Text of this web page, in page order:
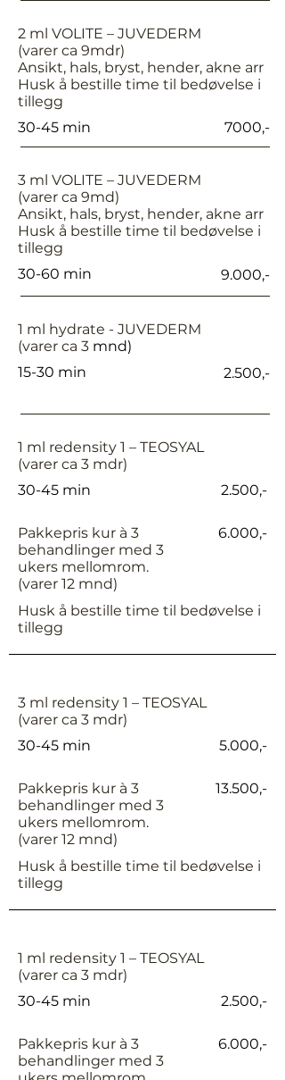
2 ml VOLITE – JUVEDERM
(varer ca 9mdr)
Ansikt, hals, bryst, hender, akne arr
Husk å bestille time til bedøvelse i
tillegg
30-45 min
7000,-
3 ml VOLITE – JUVEDERM
(varer ca 9md)
Ansikt, hals, bryst, hender, akne arr
Husk å bestille time til bedøvelse i
tillegg
30-60 min
9.000,-
1 ml hydrate - JUVEDERM
(varer ca 3 mnd)
15-30 min
2.500,-
1 ml redensity 1 – TEOSYAL
(varer ca 3 mdr)
30-45 min
2.500,-
Pakkepris kur à 3
behandlinger med 3
ukers mellomrom.
(varer 12 mnd)
6.000,-
Husk å bestille time til bedøvelse i
tillegg
3 ml redensity 1 – TEOSYAL
(varer ca 3 mdr)
30-45 min
5.000,-
Pakkepris kur à 3
behandlinger med 3
ukers mellomrom.
(varer 12 mnd)
13.500,-
Husk å bestille time til bedøvelse i
tillegg
1 ml redensity 1 – TEOSYAL
(varer ca 3 mdr)
30-45 min
2.500,-
Pakkepris kur à 3
behandlinger med 3
6.000,-